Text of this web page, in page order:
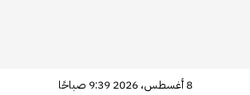
8 أغسطس، 2026 9:39 صباحًا